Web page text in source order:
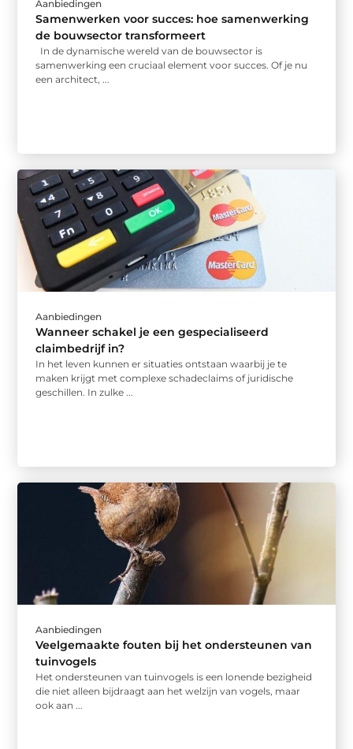
Aanbiedingen
Samenwerken voor succes: hoe samenwerking
de bouwsector transformeert
In de dynamische wereld van de bouwsector is
samenwerking een cruciaal element voor succes. Of je nu
een architect, ...
Aanbiedingen
Wanneer schakel je een gespecialiseerd
claimbedrijf in?
In het leven kunnen er situaties ontstaan waarbij je te
maken krijgt met complexe schadeclaims of juridische
geschillen. In zulke ...
Aanbiedingen
Veelgemaakte fouten bij het ondersteunen van
tuinvogels
Het ondersteunen van tuinvogels is een lonende bezigheid
die niet alleen bijdraagt aan het welzijn van vogels, maar
ook aan ...